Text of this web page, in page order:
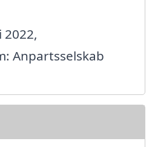
Anpartsselskab